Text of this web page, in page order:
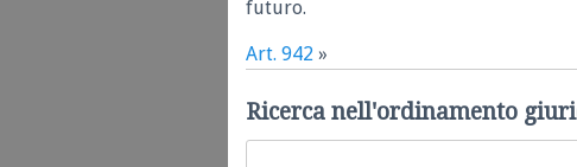
futuro.
Art. 942 »
Ricerca nell'ordinamento